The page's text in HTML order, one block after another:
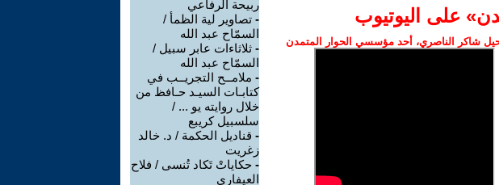
على اليوتيوب
شاكر الناصري، أحد مؤسسي الحوار المتمدن
ربيحة الرفاعي
- تصاوير لية الظمأ /
السمّاح عبد الله
- ثلاثاءات عابر سبيل /
السمّاح عبد الله
- ملامــح التجريــب في
كتابـات السيـد حـافظ من
خلال روايته يو ... /
سلسبيل كريبع
- قناديل الحكمة / د. خالد
زغريت
- حكاياتْ تَكاد تُنسى / فلاح
العيفاري